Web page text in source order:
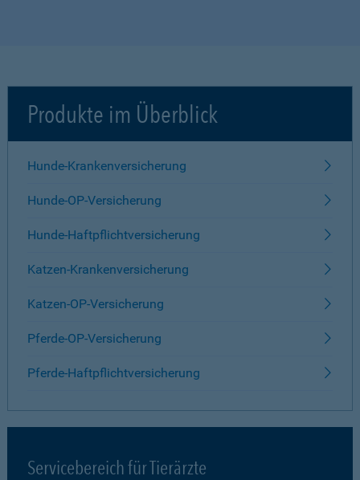
Produkte im Überblick
Hunde-Krankenversicherung
Hunde-OP-Versicherung
Hunde-Haftpflichtversicherung
Katzen-Krankenversicherung
Katzen-OP-Versicherung
Pferde-OP-Versicherung
Pferde-Haftpflichtversicherung
Servicebereich für Tierärzte